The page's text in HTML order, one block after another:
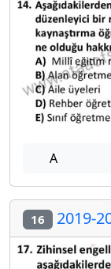
A
16 2019-